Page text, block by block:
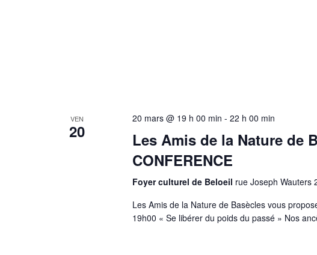
VEN
20
20 mars @ 19 h 00 min - 22 h 00 min
Les Amis de la Nature de
CONFERENCE
Foyer culturel de Beloeil rue Joseph Wauters
Les Amis de la Nature de Basècles vous
19h00 « Se libérer du poids du passé » Nos